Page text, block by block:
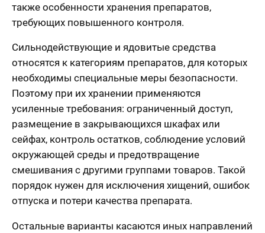
также особенности хранения препаратов,
требующих повышенного контроля.
Сильнодействующие и ядовитые средства
относятся к категориям препаратов, для которых
необходимы специальные меры безопасности.
Поэтому при их хранении применяются
усиленные требования: ограниченный доступ,
размещение в закрывающихся шкафах или
сейфах, контроль остатков, соблюдение условий
окружающей среды и предотвращение
смешивания с другими группами товаров. Такой
порядок нужен для исключения хищений, ошибок
отпуска и потери качества препарата.
Остальные варианты касаются иных направлений